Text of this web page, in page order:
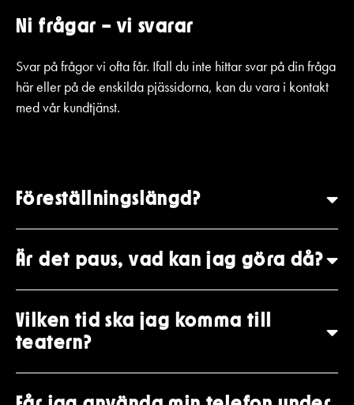
Platskarta
Ensemble
Kontaktuppgifter
Nyhetsbrev
Svenska Teatern Live
Ni frågar – vi svarar
Svar på frågor vi ofta får. Ifall du inte hittar svar på din fråga
här eller på de enskilda pjässidorna, kan du vara i kontakt
med vår kundtjänst.
Föreställningslängd?
Är det paus, vad kan jag göra då?
Vilken tid ska jag komma till
teatern?